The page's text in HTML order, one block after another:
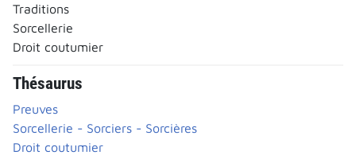
Traditions
Sorcellerie
Droit coutumier
Thésaurus
Preuves
Sorcellerie - Sorciers - Sorcières
Droit coutumier